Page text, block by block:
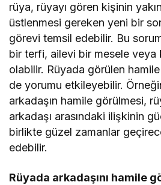
rüya, rüyayı gören kişinin
üstlenmesi gereken yeni bir
görevi temsil edebilir. Bu
bir terfi, ailevi bir mesele veya
olabilir. Rüyada görülen
de yorumu etkileyebilir.
arkadaşın hamile görülmesi,
arkadaşı arasındaki ilişkinin
birlikte güzel zamanlar
edebilir.
Rüyada arkadaşını hamile